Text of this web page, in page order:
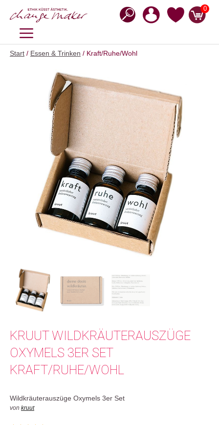
Inhalt
0
MENÜ
Start / Essen & Trinken / Kraft/Ruhe/Wohl
KRUUT WILDKRÄUTERAUSZÜGE
OXYMELS 3ER SET
KRAFT/RUHE/WOHL
Wildkräuterauszüge Oxymels 3er Set
von kruut